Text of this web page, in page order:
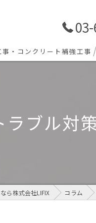
事・コンクリート補強工事
ブル対
ら株式会社LIFIX コラム